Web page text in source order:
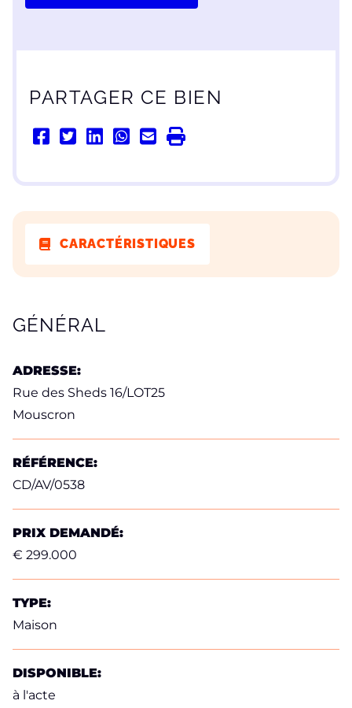
PARTAGER CE BIEN
CARACTÉRISTIQUES
CARACTÉRISTIQUES
GÉNÉRAL
ADRESSE:
Rue des Sheds 16/LOT25
Mouscron
RÉFÉRENCE:
CD/AV/0538
PRIX DEMANDÉ:
€ 299.000
TYPE:
Maison
DISPONIBLE:
à l'acte